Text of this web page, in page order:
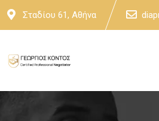
Skip
Σταδίου 61, Αθήνα